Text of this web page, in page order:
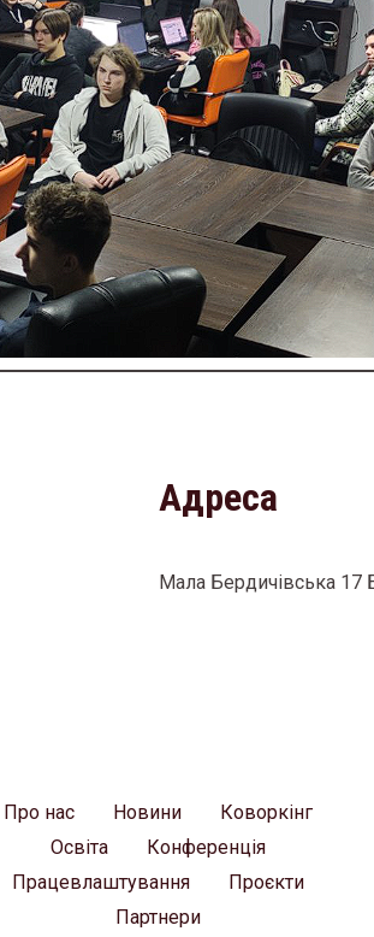
Адреса
Мала Бердичівська 17
Про нас Новини
Коворкінг
Освіта
Конференція
Працевлаштування
Проєкти
Партнери